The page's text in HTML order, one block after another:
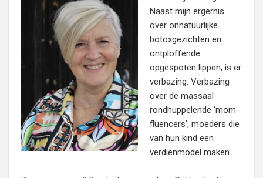
Naast mijn ergernis
over onnatuurlijke
botoxgezichten en
ontploffende
opgespoten lippen, is er
verbazing. Verbazing
over de massaal
rondhuppelende ‘mom-
fluencers’, moeders die
van hun kind een
verdienmodel maken.